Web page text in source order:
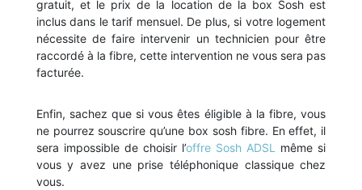
gratuit, et le prix de la location de la box Sosh est
inclus dans le tarif mensuel. De plus, si votre logement
nécessite de faire intervenir un technicien pour être
raccordé à la fibre, cette intervention ne vous sera pas
facturée.
Enfin, sachez que si vous êtes éligible à la fibre, vous
ne pourrez souscrire qu’une box sosh fibre. En effet, il
sera impossible de choisir l’offre Sosh ADSL
même si
vous y avez une prise téléphonique classique chez
vous.